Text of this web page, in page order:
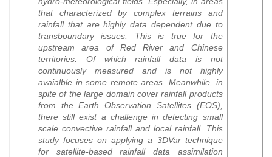
that characterized by complex terrains and
rainfall that are highly data dependent due to
transboundary issues. This is true for the
upstream area of Red River and Chinese
territories. Of which rainfall data is not
continuously measured and is not highly
avaialble in some remote areas. Meanwhile, in
spite of the large domain cover rainfall products
from the Earth Observation Satellites (EOS),
there still exist a challenge in detecting small
scale convective rainfall and local rainfall. This
study focuses on applying a 3DVar technique
for satellite-based rainfall data assimilation